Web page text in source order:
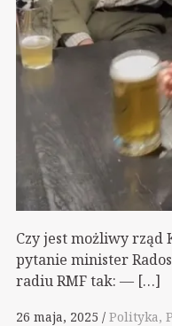
Czy jest możliwy rząd
pytanie minister
radiu RMF tak: — […]
26 maja, 2025 Polityka